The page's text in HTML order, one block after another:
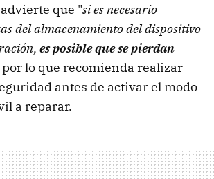
que "si es necesario
del almacenamiento del dispositivo
es posible que se pierdan
por lo que recomienda realizar
antes de activar el modo
a reparar.